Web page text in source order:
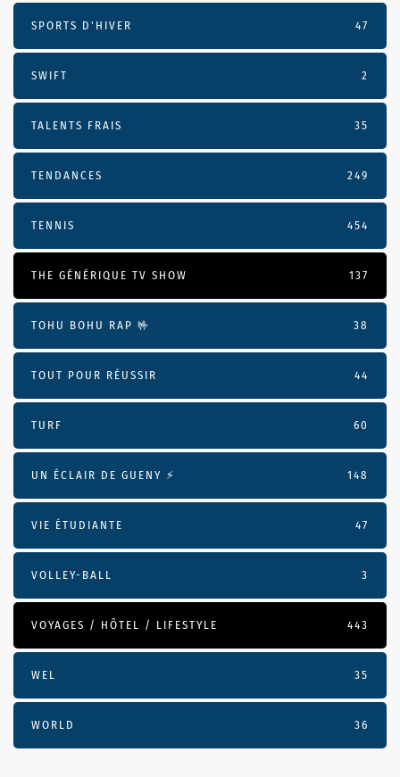
SPORTS D'HIVER 47
SWIFT 2
TALENTS FRAIS 35
TENDANCES 249
TENNIS 454
THE GÉNÉRIQUE TV SHOW 137
TOHU BOHU RAP 🤟 38
TOUT POUR RÉUSSIR 44
TURF 60
UN ÉCLAIR DE GUENY ⚡️ 148
VIE ÉTUDIANTE 47
VOLLEY-BALL 3
VOYAGES / HÔTEL / LIFESTYLE 443
WEL 35
WORLD 36